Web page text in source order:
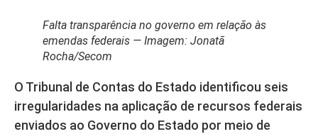
Falta transparência no governo em relação às
emendas federais — Imagem: Jonatã
Rocha/Secom
O Tribunal de Contas do Estado identificou seis
irregularidades na aplicação de recursos federais
enviados ao Governo do Estado por meio de